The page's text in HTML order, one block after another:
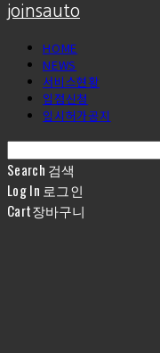
joinsauto
HOME
NEWS
서비스현황
입점신청
임시허가공지
Search 검색
Log In 로그인
Cart장바구니